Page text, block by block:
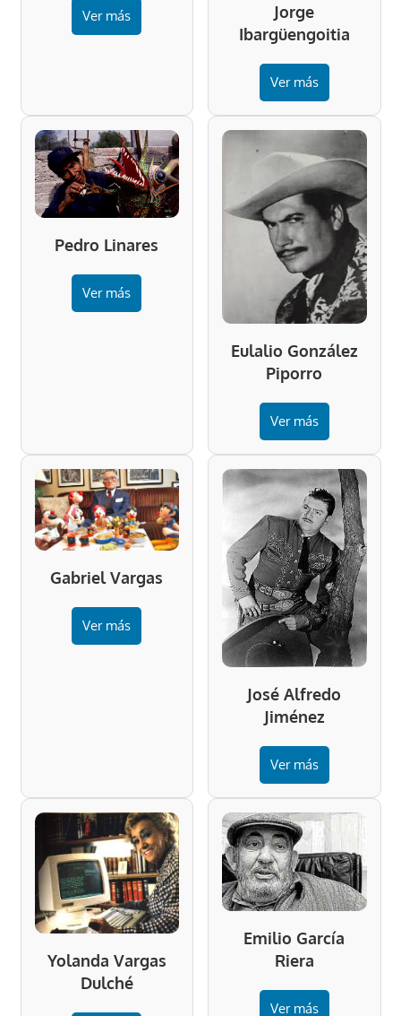
Ver más
Jorge
Ibargüengoitia
Ver más
Pedro Linares
Ver más
Eulalio González
Piporro
Ver más
Gabriel Vargas
Ver más
José Alfredo
Jiménez
Ver más
Yolanda Vargas
Dulché
Emilio García
Riera
Ver más